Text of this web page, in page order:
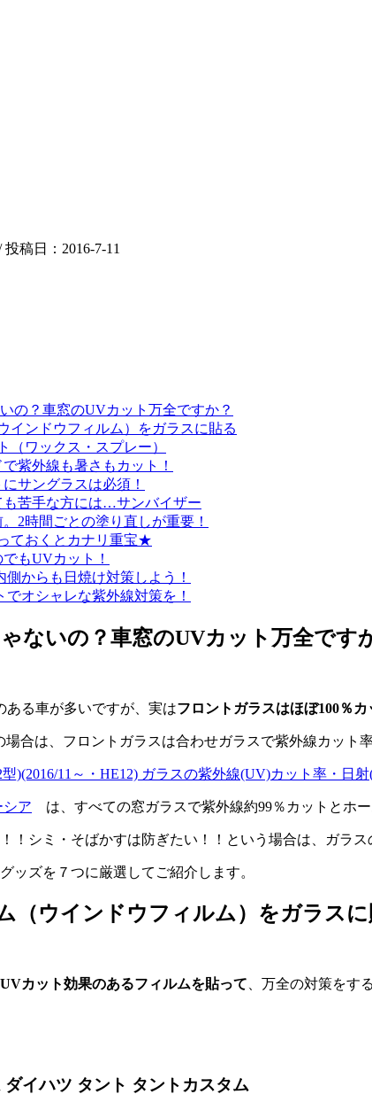
稿日： 2016-7-11
の？車窓のUVカット万全ですか？
インドウフィルム）をガラスに貼る
（ワックス・スプレー）
紫外線も暑さもカット！
サングラスは必須！
も苦手な方には…サンバイザー
2時間ごとの塗り直しが重要！
ておくとカナリ重宝★
もUVカット！
からも日焼け対策しよう！
オシャレな紫外線対策を！
ないの？車窓のUVカット万全です
る車が多いですが、実はフロントガラスはほぼ100％
合は、フロントガラスは合わせガラスで紫外線カット
型)(2016/11～・HE12) ガラスの紫外線(UV)カット率・日
シア は、すべての窓ガラスで紫外線約99％カットとホー
！シミ・そばかすは防ぎたい！！という場合は、ガラ
ッズを７つに厳選してご紹介します。
（ウインドウフィルム）をガラスに
UVカット効果のあるフィルムを貼って 、万全の対策をす
イハツ タント タントカスタム